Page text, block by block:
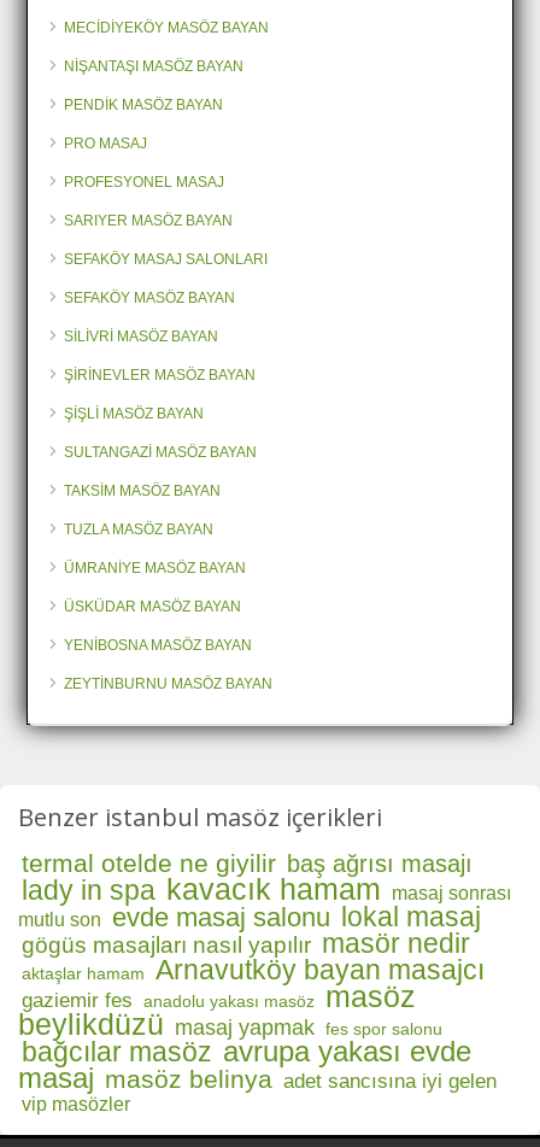
MECİDİYEKÖY MASÖZ BAYAN
NİŞANTAŞI MASÖZ BAYAN
PENDİK MASÖZ BAYAN
PRO MASAJ
PROFESYONEL MASAJ
SARIYER MASÖZ BAYAN
SEFAKÖY MASAJ SALONLARI
SEFAKÖY MASÖZ BAYAN
SİLİVRİ MASÖZ BAYAN
ŞİRİNEVLER MASÖZ BAYAN
ŞİŞLİ MASÖZ BAYAN
SULTANGAZİ MASÖZ BAYAN
TAKSİM MASÖZ BAYAN
TUZLA MASÖZ BAYAN
ÜMRANİYE MASÖZ BAYAN
ÜSKÜDAR MASÖZ BAYAN
YENİBOSNA MASÖZ BAYAN
ZEYTİNBURNU MASÖZ BAYAN
Benzer istanbul masöz içerikleri
termal otelde ne giyilir baş ağrısı masajı
lady in spa kavacık hamam
masaj sonrası
mutlu son
evde masaj salonu lokal masaj
gögüs masajları nasıl yapılır masör nedir
aktaşlar hamam Arnavutköy bayan masajcı
gaziemir fes anadolu yakası masöz
masöz
beylikdüzü masaj yapmak fes spor salonu
bağcılar masöz avrupa yakası evde
masaj masöz belinya adet sancısına iyi gelen
vip masözler